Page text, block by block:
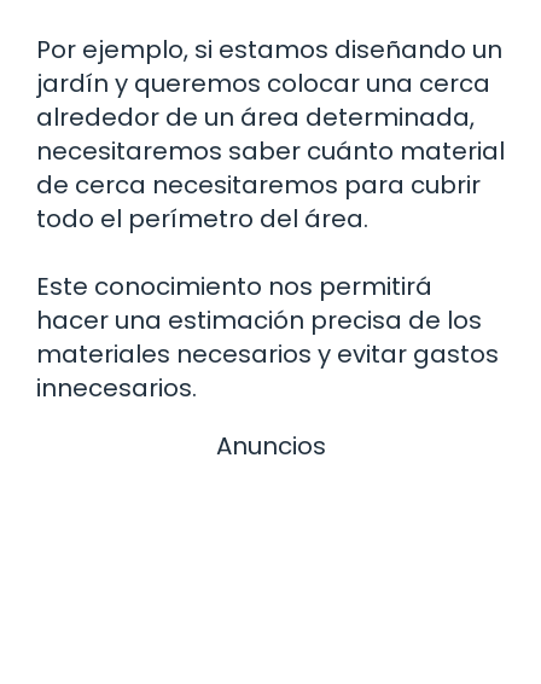
Por ejemplo, si estamos diseñando un
jardín y queremos colocar una cerca
alrededor de un área determinada,
necesitaremos saber cuánto material
de cerca necesitaremos para cubrir
todo el perímetro del área.
Este conocimiento nos permitirá
hacer una estimación precisa de los
materiales necesarios y evitar gastos
innecesarios.
Anuncios